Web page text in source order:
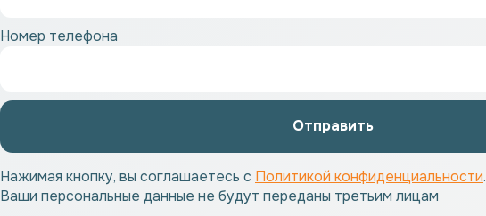
Номер телефона
Отправить
Нажимая кнопку, вы соглашаетесь с Политикой конфиденциальности.
Ваши персональные данные не будут переданы третьим лицам